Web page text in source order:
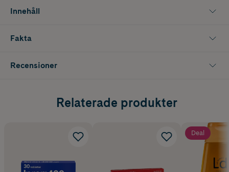
Innehåll
Fakta
Recensioner
Relaterade produkter
Deal